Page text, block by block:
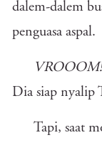
dalem-dalem
penguasa aspal.
VROOOM!
Dia siap nyalip
Tapi, saat